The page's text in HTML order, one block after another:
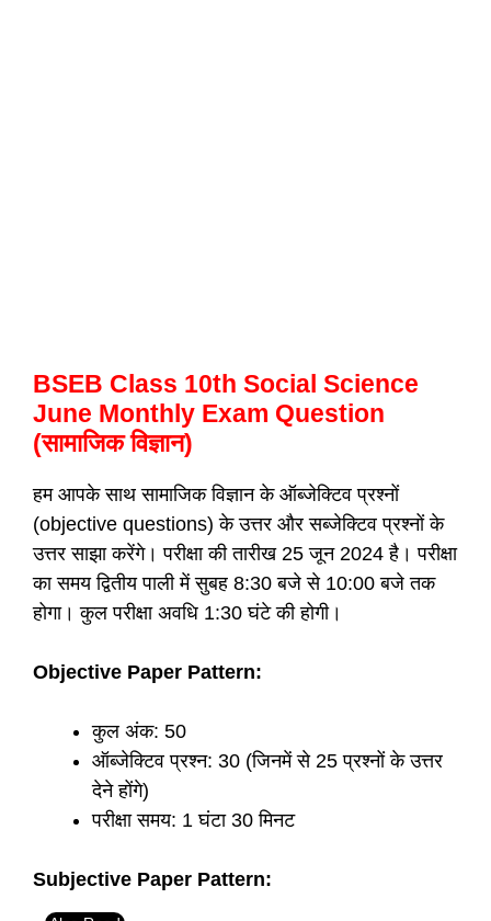
BSEB Class 10th Social Science
June Monthly Exam Question
(सामाजिक विज्ञान)
हम आपके साथ सामाजिक विज्ञान के ऑब्जेक्टिव प्रश्नों
(objective questions) के उत्तर और सब्जेक्टिव प्रश्नों के
उत्तर साझा करेंगे। परीक्षा की तारीख 25 जून 2024 है। परीक्षा
का समय द्वितीय पाली में सुबह 8:30 बजे से 10:00 बजे तक
होगा। कुल परीक्षा अवधि 1:30 घंटे की होगी।
Objective Paper Pattern:
कुल अंक: 50
ऑब्जेक्टिव प्रश्न: 30 (जिनमें से 25 प्रश्नों के उत्तर
देने होंगे)
परीक्षा समय: 1 घंटा 30 मिनट
Subjective Paper Pattern: